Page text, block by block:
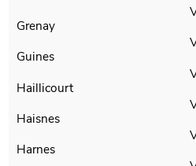
Grenay
Guines
Haillicourt
Haisnes
Harnes